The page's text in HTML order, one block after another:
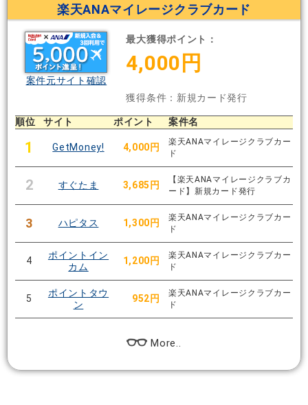
楽天ANAマイレージクラブカード
案件元サイト確認
最大獲得ポイント：
4,000円
獲得条件：新規カード発行
順位 サイト ポイント 案件名
1 GetMoney! 4,000円
楽天ANAマイレージクラブカー
ド
2 すぐたま 3,685円
【楽天ANAマイレージクラブカ
ード】新規カード発行
3 ハピタス 1,300円
楽天ANAマイレージクラブカー
ド
4
ポイントイン
カム
1,200円
楽天ANAマイレージクラブカー
ド
5
ポイントタウ
ン
952円
楽天ANAマイレージクラブカー
ド
More..